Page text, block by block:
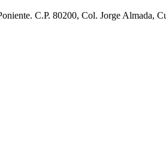
C.P. 80200, Col. Jorge Almada,